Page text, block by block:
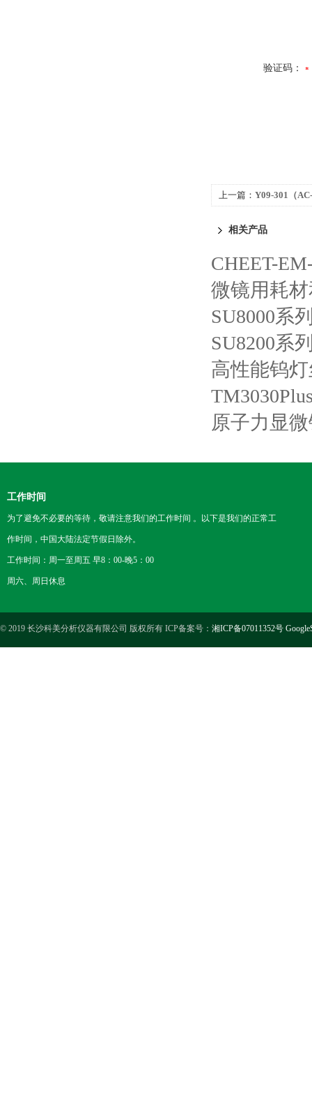
验证码：
上一篇： Y09-301（
相关产品
CHEET-
微镜用耗
SU8000系
SU8200系
高性能钨
原子力显
工作时间
为了避免不必要的等待，敬请注意我们的工作时间 。以下是我们的正常工
作时间，中国大陆法定节假日除外。
工作时间：周一至周五 早8：00-晚5：00
周六、周日休息
© 2019 长沙科美分析仪器有限公司 版权所有 ICP备案号： 湘ICP备07011352号